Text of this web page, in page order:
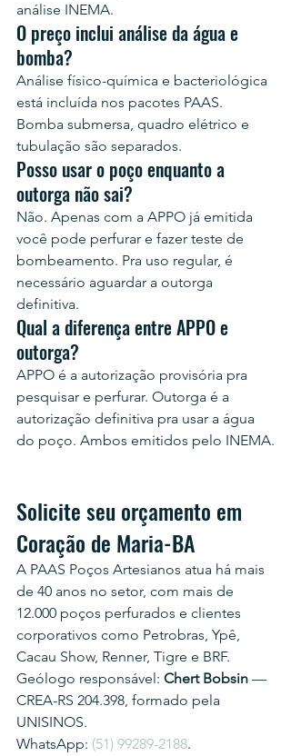
análise INEMA.
O preço inclui análise da água e
bomba?
Análise físico-química e bacteriológica
está incluída nos pacotes PAAS.
Bomba submersa, quadro elétrico e
tubulação são separados.
Posso usar o poço enquanto a
outorga não sai?
Não. Apenas com a APPO já emitida
você pode perfurar e fazer teste de
bombeamento. Pra uso regular, é
necessário aguardar a outorga
definitiva.
Qual a diferença entre APPO e
outorga?
APPO é a autorização provisória pra
pesquisar e perfurar. Outorga é a
autorização definitiva pra usar a água
do poço. Ambos emitidos pelo INEMA.
Solicite seu orçamento em
Coração de Maria-BA
A PAAS Poços Artesianos atua há mais
de 40 anos no setor, com mais de
12.000 poços perfurados e clientes
corporativos como Petrobras, Ypê,
Cacau Show, Renner, Tigre e BRF.
Geólogo responsável: Chert Bobsin —
CREA-RS 204.398, formado pela
UNISINOS.
WhatsApp: (51) 99289-2188.